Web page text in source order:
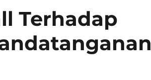
Terhadap